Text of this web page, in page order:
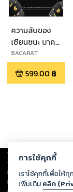
ความลับของ
เซียนชนะ บาคา
ร่า ด้วย 4
เทคนิคที่ไม่มี
ใครรู้ ( เล่ม 2 )
ฺBACARAT
CENTER
599.00 ฿
Copyright © 2026
ต่อผลงานหรือเนื้อหาใดที่
ทรัพย์สินทางปัญญาของบุ
ทุกท่านโปรดใช้วิจารณญ
การใช้คุกกี้
เราใช้คุกกี้เพื่อให้
เพิ่มเติม คลิก